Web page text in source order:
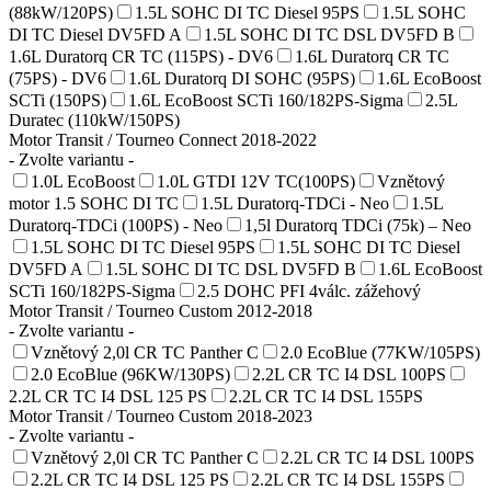
(88kW/120PS)
1.5L SOHC DI TC Diesel 95PS
1.5L SOHC
DI TC Diesel DV5FD A
1.5L SOHC DI TC DSL DV5FD B
1.6L Duratorq CR TC (115PS) - DV6
1.6L Duratorq CR TC
(75PS) - DV6
1.6L Duratorq DI SOHC (95PS)
1.6L EcoBoost
SCTi (150PS)
1.6L EcoBoost SCTi 160/182PS-Sigma
2.5L
Duratec (110kW/150PS)
Motor Transit / Tourneo Connect 2018-2022
- Zvolte variantu -
1.0L EcoBoost
1.0L GTDI 12V TC(100PS)
Vznětový
motor 1.5 SOHC DI TC
1.5L Duratorq-TDCi - Neo
1.5L
Duratorq-TDCi (100PS) - Neo
1,5l Duratorq TDCi (75k) – Neo
1.5L SOHC DI TC Diesel 95PS
1.5L SOHC DI TC Diesel
DV5FD A
1.5L SOHC DI TC DSL DV5FD B
1.6L EcoBoost
SCTi 160/182PS-Sigma
2.5 DOHC PFI 4válc. zážehový
Motor Transit / Tourneo Custom 2012-2018
- Zvolte variantu -
Vznětový 2,0l CR TC Panther C
2.0 EcoBlue (77KW/105PS)
2.0 EcoBlue (96KW/130PS)
2.2L CR TC I4 DSL 100PS
2.2L CR TC I4 DSL 125 PS
2.2L CR TC I4 DSL 155PS
Motor Transit / Tourneo Custom 2018-2023
- Zvolte variantu -
Vznětový 2,0l CR TC Panther C
2.2L CR TC I4 DSL 100PS
2.2L CR TC I4 DSL 125 PS
2.2L CR TC I4 DSL 155PS